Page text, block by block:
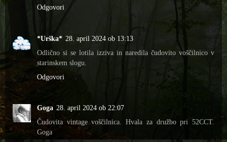
Odgovori
*Urška* 28. april 2024 ob 13:13
Odlično si se lotila izziva in naredila čudovito voščilnico v
starinskem slogu.
Odgovori
Goga 28. april 2024 ob 22:07
Čudovita vintage voščilnica. Hvala za družbo pri 52CCT.
Goga